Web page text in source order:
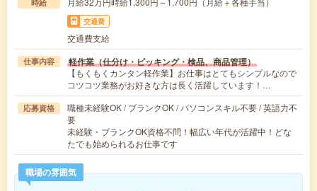
時給
交通費
交通費支給
仕事内容 軽作業（仕分け・ピッキング・検品、商品管理）
【もくもくカンタン軽作業】お仕事はとてもシンプルなので
コツコツ業務がお好きな方は長く活躍しています！…
応募資格
職種未経験OK / ブランクOK / パソコンスキル不要 / 英語力不
要
未経験・ブランクOK資格不問！幅広い年代が活躍中！どな
たでも始められるお仕事です
職場の雰囲気